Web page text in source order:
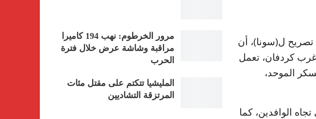
تصريح ل(سونا)، أن
كردفان، تعمل
الموحد،
الوافدين، كما
مرور الخرطوم: نهب 194 كاميرا
مراقبة وشاشة عرض خلال فترة
الحرب
المليشيا تتكتم على مقتل مئات
المرتزقة التشاديين